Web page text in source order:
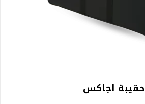
حقيبة اجاكس